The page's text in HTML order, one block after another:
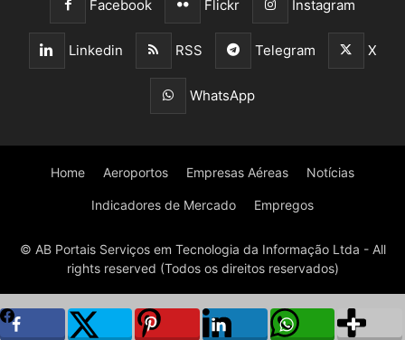
Facebook Flickr Instagram
Linkedin RSS Telegram X
WhatsApp
Home Aeroportos Empresas Aéreas Notícias
Indicadores de Mercado Empregos
© AB Portais Serviços em Tecnologia da Informação Ltda - All
rights reserved (Todos os direitos reservados)